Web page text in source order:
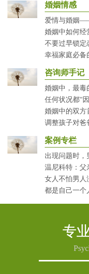
婚姻情感
爱情与婚姻
婚姻中如何经
不要过早锁定
幸福家庭必备
咨询师手记
婚姻中，最毒
任何状况都“
婚姻中的双方
调整孩子对爸
案例专栏
出现问题时，
温尼科特：父
女人不怕男人
都是自己一个
专